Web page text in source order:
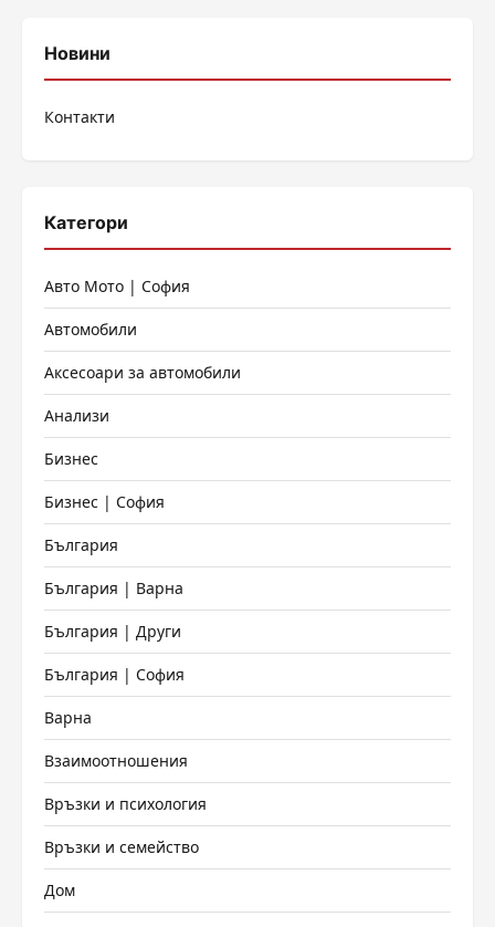
Новини
Контакти
Категори
Авто Мото | София
Автомобили
Аксесоари за автомобили
Анализи
Бизнес
Бизнес | София
България
България | Варна
България | Други
България | София
Варна
Взаимоотношения
Връзки и психология
Връзки и семейство
Дом